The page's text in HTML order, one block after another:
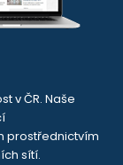
v ČR. Naše
prostřednictvím
sítí.